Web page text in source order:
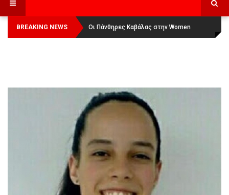
BREAKING NEWS
Οι Πάνθηρες Καβάλας στην Women
Basketball League 1:
Αναχώρησε για τα Γιάννενα η Εθνική
Γυναικών